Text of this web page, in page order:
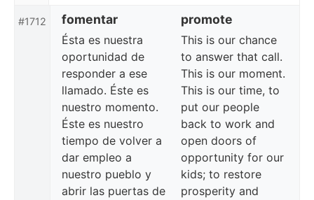
#1712 fomentar promote
Ésta es nuestra
oportunidad de
responder a ese
llamado. Éste es
nuestro momento.
Éste es nuestro
tiempo de volver a
dar empleo a
nuestro pueblo y
abrir las puertas de
This is our chance
to answer that call.
This is our moment.
This is our time, to
put our people
back to work and
open doors of
opportunity for our
kids; to restore
prosperity and